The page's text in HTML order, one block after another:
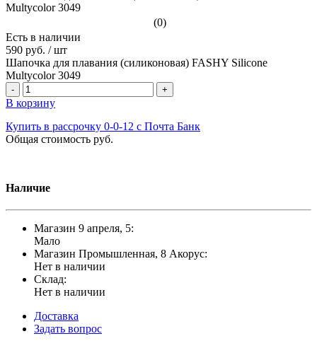
(0)
Есть в наличии
590 руб. / шт
Шапочка для плавания (силиконовая) FASHY Silicone
Multycolor 3049
- +
В корзину
Купить в рассрочку 0-0-12 с Почта Банк
Общая стоимость руб.
Наличие
Магазин 9 апреля, 5:
Мало
Магазин Промышленная, 8 Акорус:
Нет в наличии
Склад:
Нет в наличии
Доставка
Задать вопрос